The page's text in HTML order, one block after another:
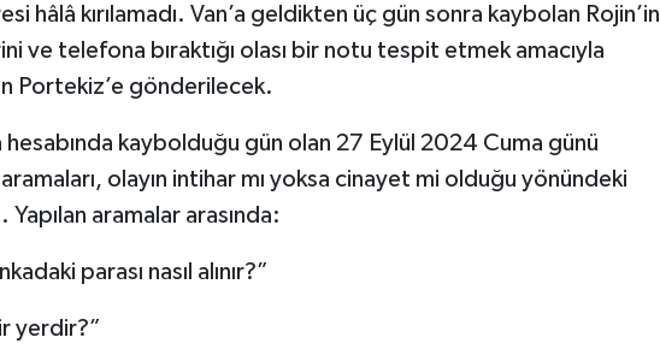
hâlâ kırılamadı. Van’a geldikten üç gün sonra kaybolan Rojin’in
ve telefona bıraktığı olası bir notu tespit etmek amacıyla
Portekiz’e gönderilecek.
hesabında kaybolduğu gün olan 27 Eylül 2024 Cuma günü
olayın intihar mı yoksa cinayet mi olduğu yönündeki
Yapılan aramalar arasında:
parası nasıl alınır?”
yerdir?”